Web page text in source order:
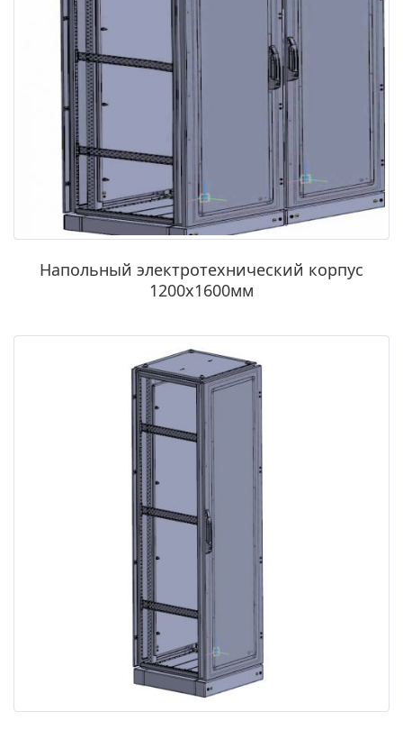
Напольный электротехнический корпус
1200х1600мм